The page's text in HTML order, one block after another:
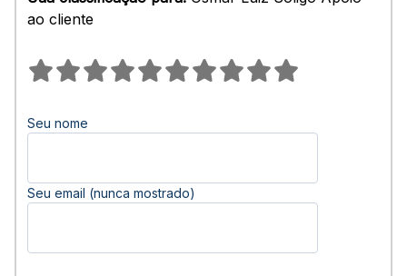
ao cliente
Seu nome
Seu email (nunca mostrado)